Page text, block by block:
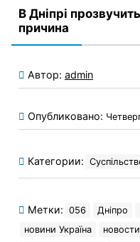
В Дніпрі
причина
Автор: admin
Опубликовано:
Категории:
Метки: 056 Дніпро
новини Україна